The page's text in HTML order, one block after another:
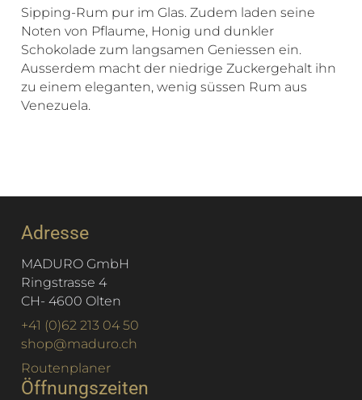
Sipping-Rum pur im Glas. Zudem laden seine
Noten von Pflaume, Honig und dunkler
Schokolade zum langsamen Geniessen ein.
Ausserdem macht der niedrige Zuckergehalt ihn
zu einem eleganten, wenig süssen Rum aus
Venezuela.
Adresse
MADURO GmbH
Ringstrasse 4
CH- 4600 Olten
+41 (0)62 213 04 50
shop@maduro.ch
Routenplaner
Öffnungszeiten